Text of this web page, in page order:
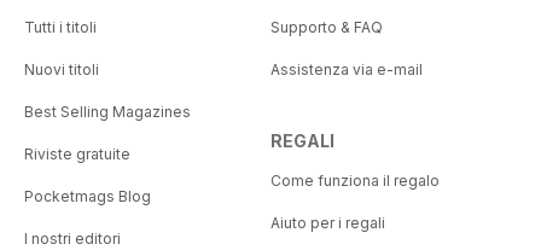
Tutti i titoli
Nuovi titoli
Best Selling Magazines
Riviste gratuite
Pocketmags Blog
I nostri editori
Supporto & FAQ
Assistenza via e-mail
REGALI
Come funziona il regalo
Aiuto per i regali